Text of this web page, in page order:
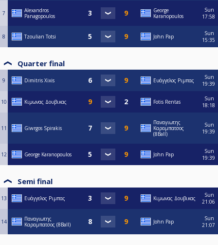
7
Alexandros
Panagopoulos
George
Karanopoulos
Sun
17:58
8 Tzoulian Totsi John Pap
Sun
15:35
Quarter final
9 Dimitris Xixis Ευάγγελος Ριμπας
Sun
19:39
10 Κιμωνας Δουβικας Fotis Rentas
Sun
18:18
11 Giwrgos Spirakis
Παναγιωτης
Καραμπατσος
(8Ball)
Sun
19:39
12 George Karanopoulos John Pap
Sun
19:39
Semi final
13 Ευάγγελος Ριμπας Κιμωνας Δουβικας
Sun
21:06
14
Παναγιωτης
Καραμπατσος (8Ball)
John Pap
Sun
21:07